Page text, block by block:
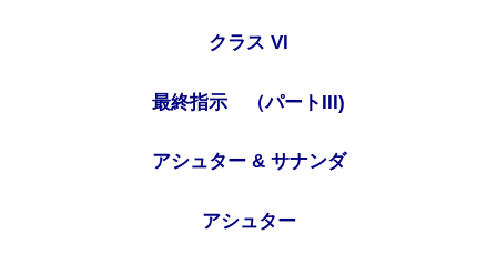
クラス VI
最終指示 （パートIII)
アシュター & サナンダ
アシュター